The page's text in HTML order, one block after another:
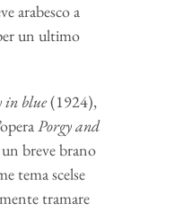
arabesco a
un ultimo
in blue(1924),
Porgy and
breve brano
tema scelse
tramare